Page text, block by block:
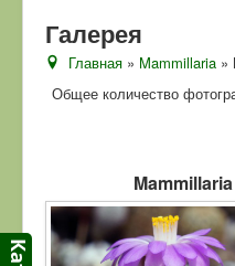
Новости
Галерея
Отзывы
Ссылки
Галерея
Главная » Mammillaria »
Общее количество